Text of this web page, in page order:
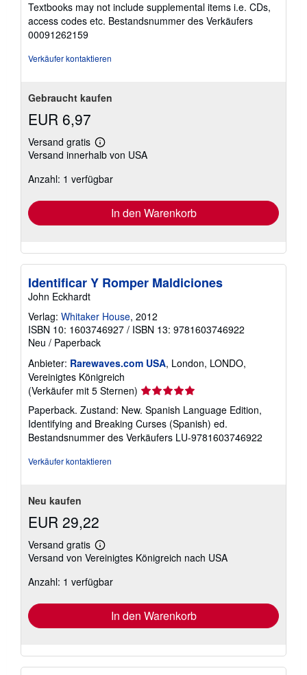
5
Sternen
Textbooks may not include supplemental items i.e. CDs,
access codes etc. Bestandsnummer des Verkäufers
00091262159
Verkäufer kontaktieren
Gebraucht kaufen
EUR 6,97
Versand gratis
Weitere
Informationen
Versandkosten
Versand innerhalb von USA
Anzahl: 1 verfügbar
In den Warenkorb
Identificar Y Romper Maldiciones
John Eckhardt
Verlag: Whitaker House, 2012
ISBN 10: 1603746927 / ISBN 13: 9781603746922
Neu / Paperback
Anbieter: Rarewaves.com USA, London, LONDO,
Vereinigtes Königreich
(Verkäufer mit 5 Sternen) Verkäuferbewertung
von
5
Sternen
Paperback. Zustand: New. Spanish Language Edition,
Identifying and Breaking Curses (Spanish) ed.
Bestandsnummer des Verkäufers LU-9781603746922
Verkäufer kontaktieren
Neu kaufen
EUR 29,22
Versand gratis
Weitere
Informationen
Versandkosten
Versand von Vereinigtes Königreich nach USA
Anzahl: 1 verfügbar
In den Warenkorb